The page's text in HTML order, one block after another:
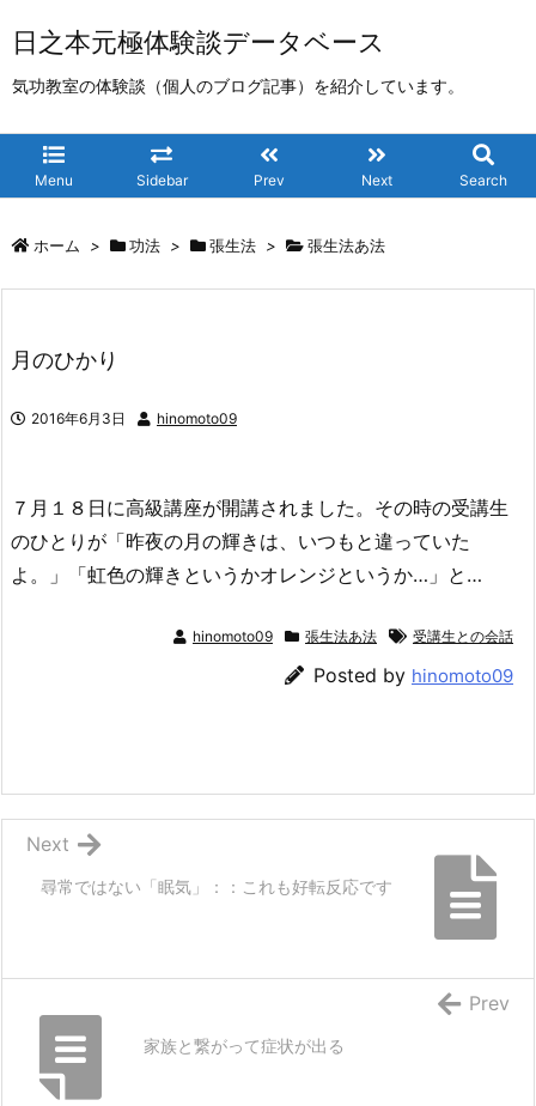
日之本元極体験談データベース
気功教室の体験談（個人のブログ記事）を紹介しています。
Menu Sidebar Prev Next Search
ホーム > 功法 > 張生法 > 張生法あ法
月のひかり
2016年6月3日 hinomoto09
７月１８日に高級講座が開講されました。その時の受講生
のひとりが「昨夜の月の輝きは、いつもと違っていた
よ。」「虹色の輝きというかオレンジというか…」と…
hinomoto09 張生法あ法 受講生との会話
Posted by hinomoto09
尋常ではない「眠気」：：これも好転反応です
Next
家族と繋がって症状が出る
Prev